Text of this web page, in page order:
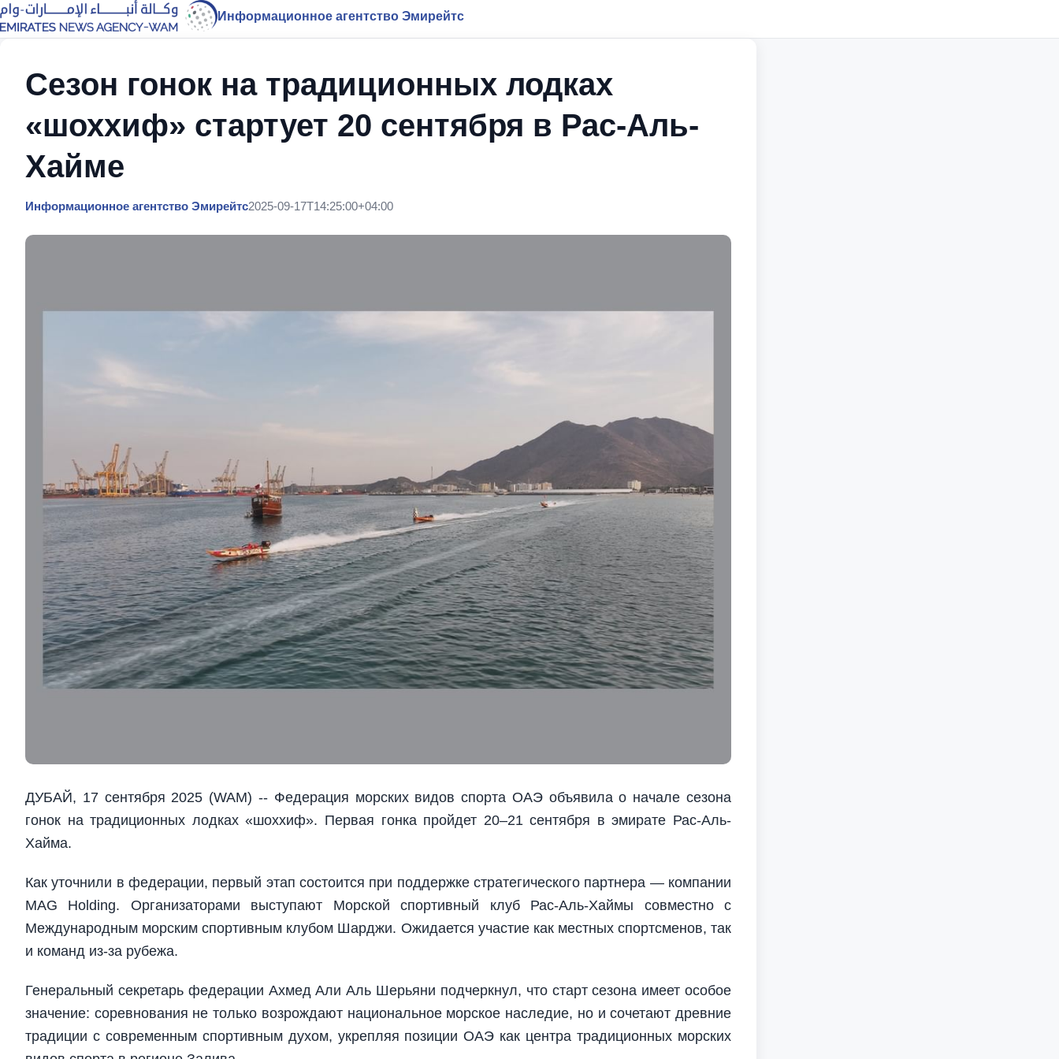
Информационное агентство Эмирейтс
Сезон гонок на традиционных лодках
«шоххиф» стартует 20 сентября в Рас-Аль-
Хайме
Информационное агентство Эмирейтс2025-09-17T14:25:00+04:00
ДУБАЙ, 17 сентября 2025 (WAM) -- Федерация морских видов спорта ОАЭ объявила о начале сезона
гонок на традиционных лодках «шоххиф». Первая гонка пройдет 20–21 сентября в эмирате Рас-Аль-
Хайма.
Как уточнили в федерации, первый этап состоится при поддержке стратегического партнера — компании
MAG Holding. Организаторами выступают Морской спортивный клуб Рас-Аль-Хаймы совместно с
Международным морским спортивным клубом Шарджи. Ожидается участие как местных спортсменов, так
и команд из-за рубежа.
Генеральный секретарь федерации Ахмед Али Аль Шерьяни подчеркнул, что старт сезона имеет особое
значение: соревнования не только возрождают национальное морское наследие, но и сочетают древние
традиции с современным спортивным духом, укрепляя позиции ОАЭ как центра традиционных морских